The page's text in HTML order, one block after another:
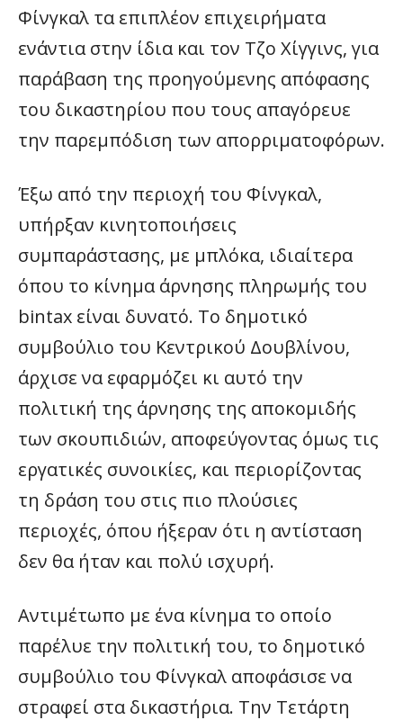
Φίνγκαλ τα επιπλέον επιχειρήματα
ενάντια στην ίδια και τον Τζο Χίγγινς, για
παράβαση της προηγούμενης απόφασης
του δικαστηρίου που τους απαγόρευε
την παρεμπόδιση των απορριματοφόρων.
Έξω από την περιοχή του Φίνγκαλ,
υπήρξαν κινητοποιήσεις
συμπαράστασης, με μπλόκα, ιδιαίτερα
όπου το κίνημα άρνησης πληρωμής του
bintax είναι δυνατό. Το δημοτικό
συμβούλιο του Κεντρικού Δουβλίνου,
άρχισε να εφαρμόζει κι αυτό την
πολιτική της άρνησης της αποκομιδής
των σκουπιδιών, αποφεύγοντας όμως τις
εργατικές συνοικίες, και περιορίζοντας
τη δράση του στις πιο πλούσιες
περιοχές, όπου ήξεραν ότι η αντίσταση
δεν θα ήταν και πολύ ισχυρή.
Αντιμέτωπο με ένα κίνημα το οποίο
παρέλυε την πολιτική του, το δημοτικό
συμβούλιο του Φίνγκαλ αποφάσισε να
στραφεί στα δικαστήρια. Την Τετάρτη